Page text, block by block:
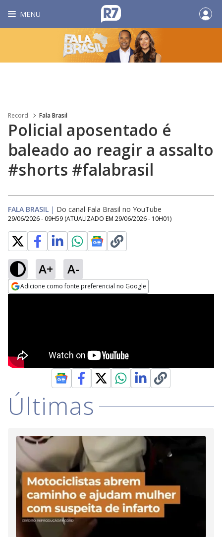
MENU
Record Fala Brasil
Policial aposentado é
baleado ao reagir a assalto
#shorts #falabrasil
FALA BRASIL | Do canal Fala Brasil no YouTube
29/06/2026 - 09H59 (ATUALIZADO EM 29/06/2026 - 10H01)
A+ A-
Adicione como fonte preferencial no Google
Últimas